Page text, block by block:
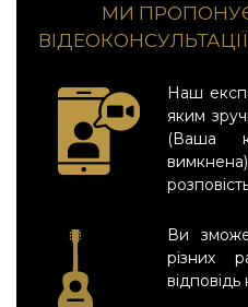
МИ
Наш
яким
(Ваша
Ви
різних
відповідь